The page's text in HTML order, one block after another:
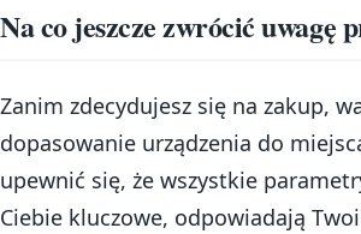
Na co jeszcze zwrócić uwagę
Zanim zdecydujesz się na zakup,
dopasowanie urządzenia do
upewnić się, że wszystkie
Ciebie kluczowe, odpowiadają